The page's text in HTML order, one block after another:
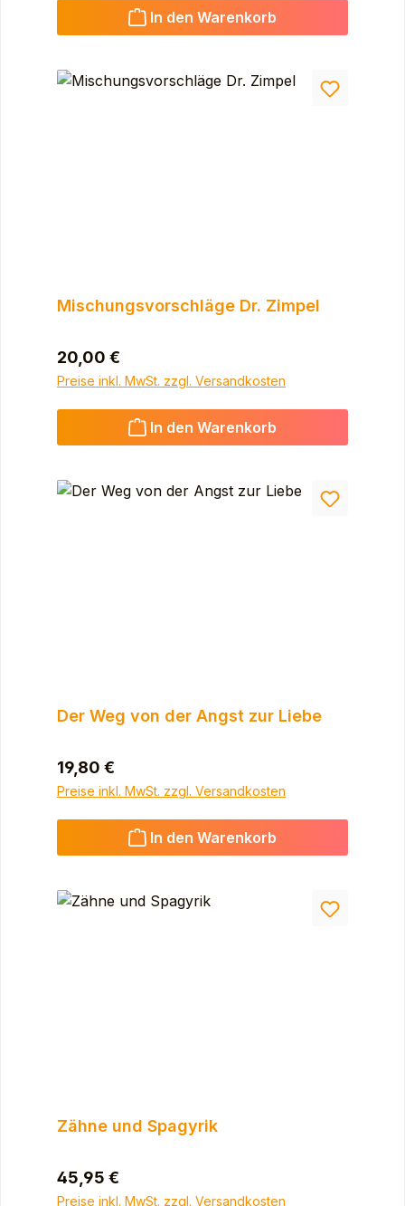
In den Warenkorb
Mischungsvorschläge Dr. Zimpel
Regulärer Preis:
20,00 €
Preise inkl. MwSt. zzgl. Versandkosten
In den Warenkorb
Der Weg von der Angst zur Liebe
Regulärer Preis:
19,80 €
Preise inkl. MwSt. zzgl. Versandkosten
In den Warenkorb
Zähne und Spagyrik
Regulärer Preis:
45,95 €
Preise inkl. MwSt. zzgl. Versandkosten